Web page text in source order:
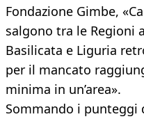
Fondazione Gimbe,
salgono tra le Regioni
Basilicata e Liguria
per il mancato
minima in un’area».
Sommando i punteggi